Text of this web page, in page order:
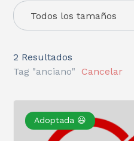
Todos los tamaños
2 Resultados
Tag "anciano"
Cancelar
Adoptada 😃